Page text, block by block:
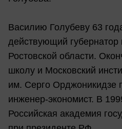
Василию Голубеву 63
действующий губернатор
Ростовской области.
школу и Московский
им. Серго Орджоникидзе
инженер-экономист. В
Российская академия